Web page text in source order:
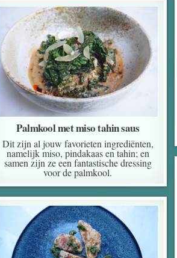
Palmkool met miso tahin saus
Dit zijn al jouw favorieten ingrediënten,
namelijk miso, pindakaas en tahin; en
samen zijn ze een fantastische dressing
voor de palmkool.